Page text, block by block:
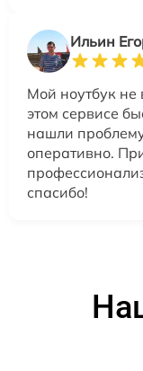
Ильин
Мой ноутбук не
этом сервисе
нашли
оперативно.
спасибо!